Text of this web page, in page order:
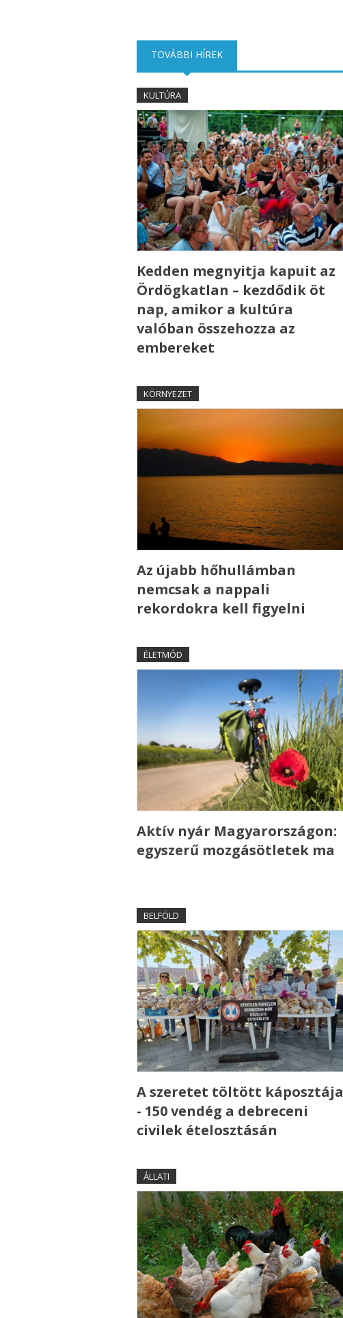
TOVÁBBI HÍREK(AKTÍV FÜL)
KULTÚRA
Kedden megnyitja kapuit az
Ördögkatlan – kezdődik öt
nap, amikor a kultúra
valóban összehozza az
embereket
KÖRNYEZET
Az újabb hőhullámban
nemcsak a nappali
rekordokra kell figyelni
ÉLETMÓD
Aktív nyár Magyarországon:
egyszerű mozgásötletek ma
BELFÖLD
A szeretet töltött káposztája
- 150 vendég a debreceni
civilek ételosztásán
ÁLLATI